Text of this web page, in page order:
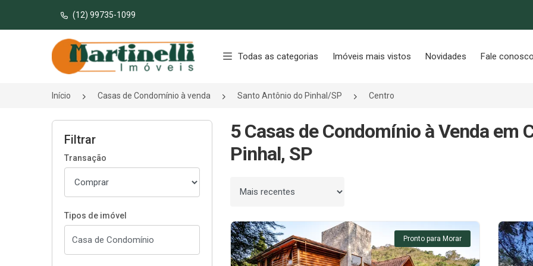
(12) 99735-1099
Página inicial
Todas as categorias Imóveis mais vistos Novidades Fale conosco
Início Casas de Condomínio à venda Santo Antônio do Pinhal/SP Centro
Filtrar
Transação
Tipos de imóvel
5 Casas de Condomínio à Venda em
Pinhal, SP
Ordenar por
Pronto para Morar